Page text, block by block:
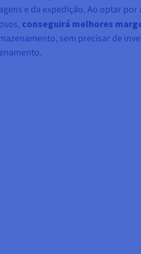
e da expedição. Ao optar por
conseguirá melhores
sem precisar de